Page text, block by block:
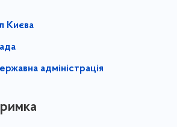
Києва
адміністрація